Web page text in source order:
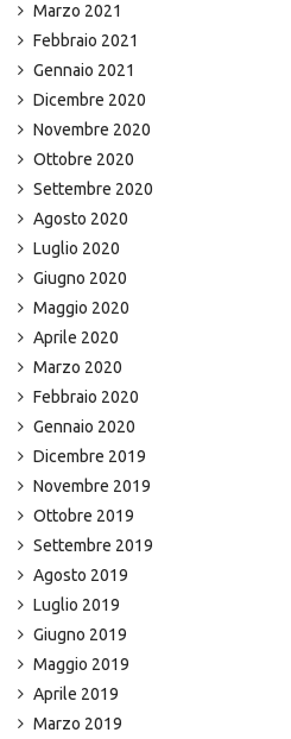
Marzo 2021
Febbraio 2021
Gennaio 2021
Dicembre 2020
Novembre 2020
Ottobre 2020
Settembre 2020
Agosto 2020
Luglio 2020
Giugno 2020
Maggio 2020
Aprile 2020
Marzo 2020
Febbraio 2020
Gennaio 2020
Dicembre 2019
Novembre 2019
Ottobre 2019
Settembre 2019
Agosto 2019
Luglio 2019
Giugno 2019
Maggio 2019
Aprile 2019
Marzo 2019